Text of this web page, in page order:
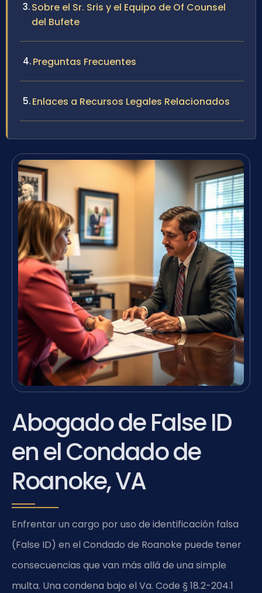
Sobre el Sr. Sris y el Equipo de Of Counsel
del Bufete
Preguntas Frecuentes
Enlaces a Recursos Legales Relacionados
Abogado de False ID
en el Condado de
Roanoke, VA
Enfrentar un cargo por uso de identificación falsa
(False ID) en el Condado de Roanoke puede tener
consecuencias que van más allá de una simple
multa. Una condena bajo el Va. Code § 18.2-204.1